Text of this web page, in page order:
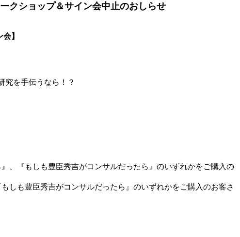
クショップ＆サイン会中止のおしらせ
】
究を手伝うなら！？
、『もしも豊臣秀吉がコンサルだったら』のいずれかをご購入の
しも豊臣秀吉がコンサルだったら』のいずれかをご購入のお客さ